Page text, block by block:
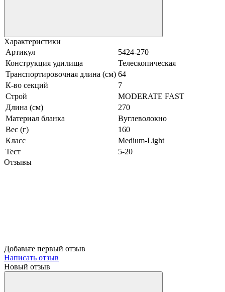
Характеристики
Артикул
5424-270
Конструкция удилища
Телескопическая
Транспортировочная длина (см) 64
К-во секций
7
Строй
MODERATE FAST
Длина (см)
270
Материал бланка
Вуглеволокно
Вес (г)
160
Класс
Medium-Light
Тест
5-20
Отзывы
Добавьте первый отзыв
Написать отзыв
Новый отзыв